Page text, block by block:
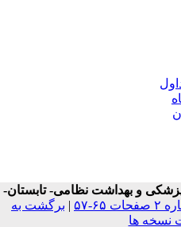
علوم پیراپزشکی و بهداشت نظامی- تابستان-
|برگشت به
ها